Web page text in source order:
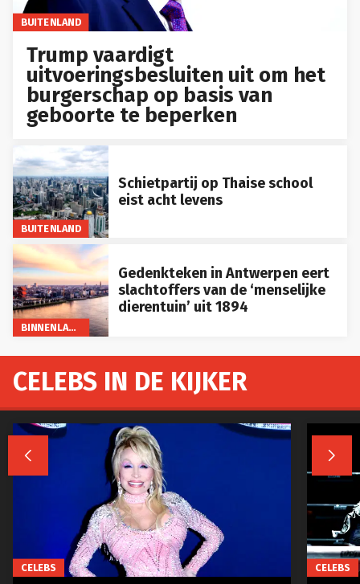
BUITENLAND
Trump vaardigt
uitvoeringsbesluiten uit om het
burgerschap op basis van
geboorte te beperken
BUITENLAND
Schietpartij op Thaise school
eist acht levens
BINNENLAND
Gedenkteken in Antwerpen eert
slachtoffers van de ‘menselijke
dierentuin’ uit 1894
CELEBS IN DE KIJKER
 
CELEBS CELEBS